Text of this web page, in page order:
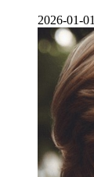
2026-01-01